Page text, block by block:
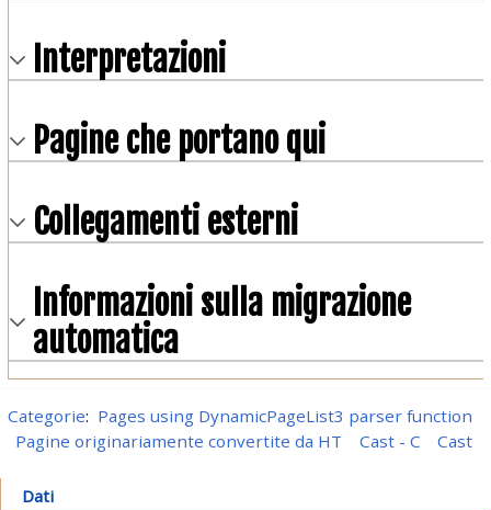
Interpretazioni
Pagine che portano qui
Collegamenti esterni
Informazioni sulla migrazione
automatica
Categorie: Pages using DynamicPageList3 parser function
Pagine originariamente convertite da HT
Cast - C Cast
Dati